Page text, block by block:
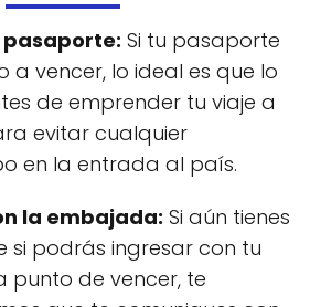
pasaporte: Si tu pasaporte
a vencer, lo ideal es que lo
de emprender tu viaje a
evitar cualquier
en la entrada al país.
la embajada: Si aún tienes
si podrás ingresar con tu
punto de vencer, te